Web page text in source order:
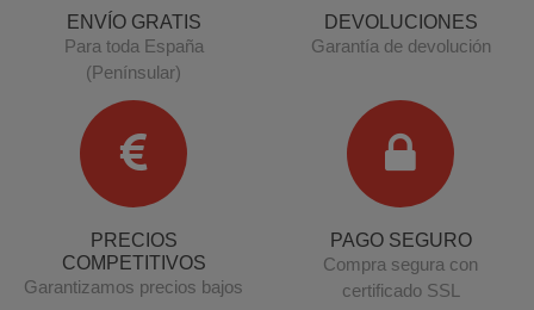
ENVÍO GRATIS
Para toda España
(Penínsular)
DEVOLUCIONES
Garantía de devolución
PRECIOS
COMPETITIVOS
Garantizamos precios bajos
PAGO SEGURO
Compra segura con
certificado SSL